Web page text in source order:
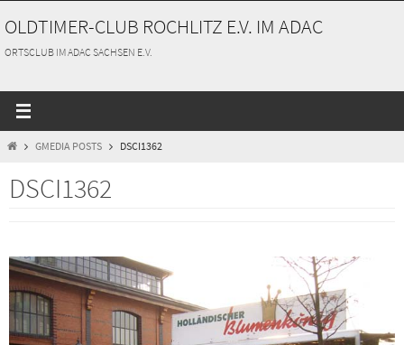
Inhalt
springen
OLDTIMER-CLUB ROCHLITZ E.V. IM ADAC
ORTSCLUB IM ADAC SACHSEN E.V.
STARTGMEDIA POSTS DSCI1362
DSCI1362